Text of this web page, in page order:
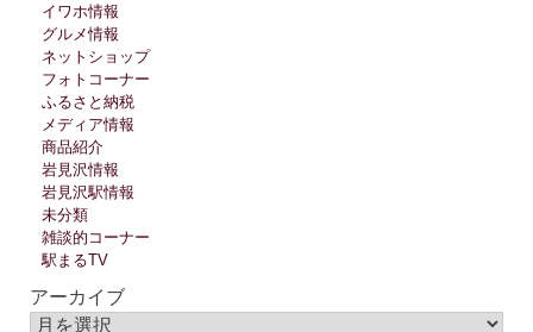
イワホ情報
グルメ情報
ネットショップ
フォトコーナー
ふるさと納税
メディア情報
商品紹介
岩見沢情報
岩見沢駅情報
未分類
雑談的コーナー
駅まるTV
アーカイブ